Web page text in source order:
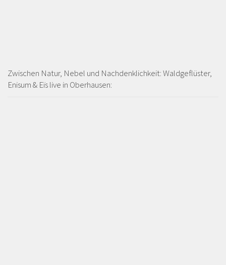
Zwischen Natur, Nebel und Nachdenklichkeit: Waldgeflüster,
Enisum & Eïs live in Oberhausen: